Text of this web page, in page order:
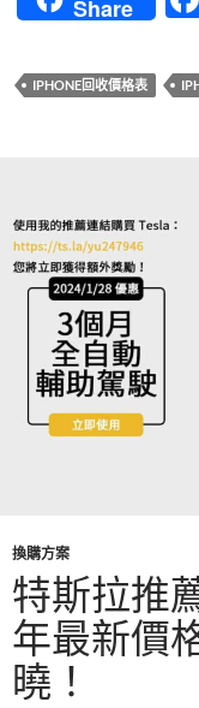
Share
IPHONE回收價格表
換購方案
特斯拉推
年最新價
曉！